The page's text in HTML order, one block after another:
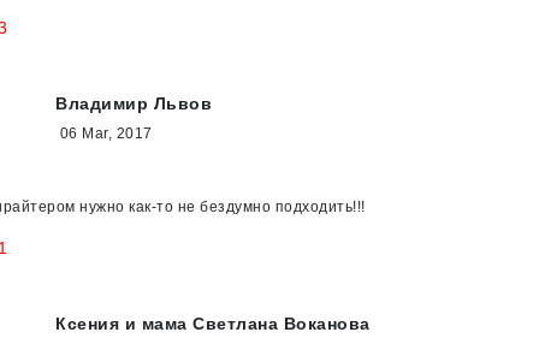
Владимир Львов
06 Mar, 2017
нужно как-то не бездумно подходить!!!
Ксения и мама Светлана Воканова